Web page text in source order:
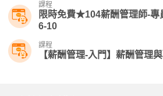
課程
限時免費★104薪酬管理師-
6-10
課程
【薪酬管理-入門】薪酬管理